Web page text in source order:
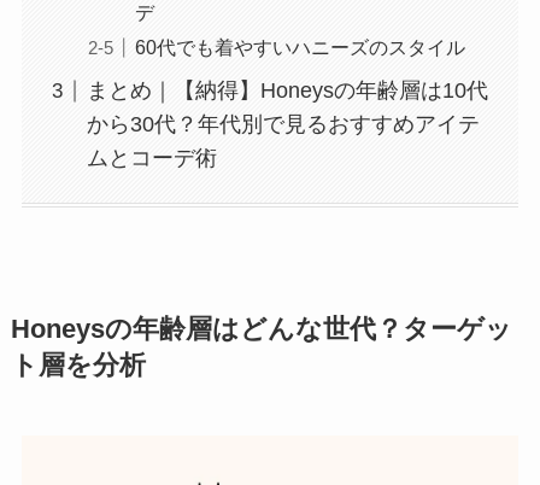
デ
60代でも着やすいハニーズのスタイル
まとめ｜【納得】Honeysの年齢層は10代
から30代？年代別で見るおすすめアイテ
ムとコーデ術
Honeysの年齢層はどんな世代？ターゲッ
ト層を分析